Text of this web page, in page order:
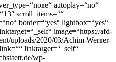
autoplay=“no“
scroll_items=““
border=“yes“ lightbox=“yes“
image=“https://afd-
uploads/2020/03/Achim-Werner-
linktarget=“_self“
wp-